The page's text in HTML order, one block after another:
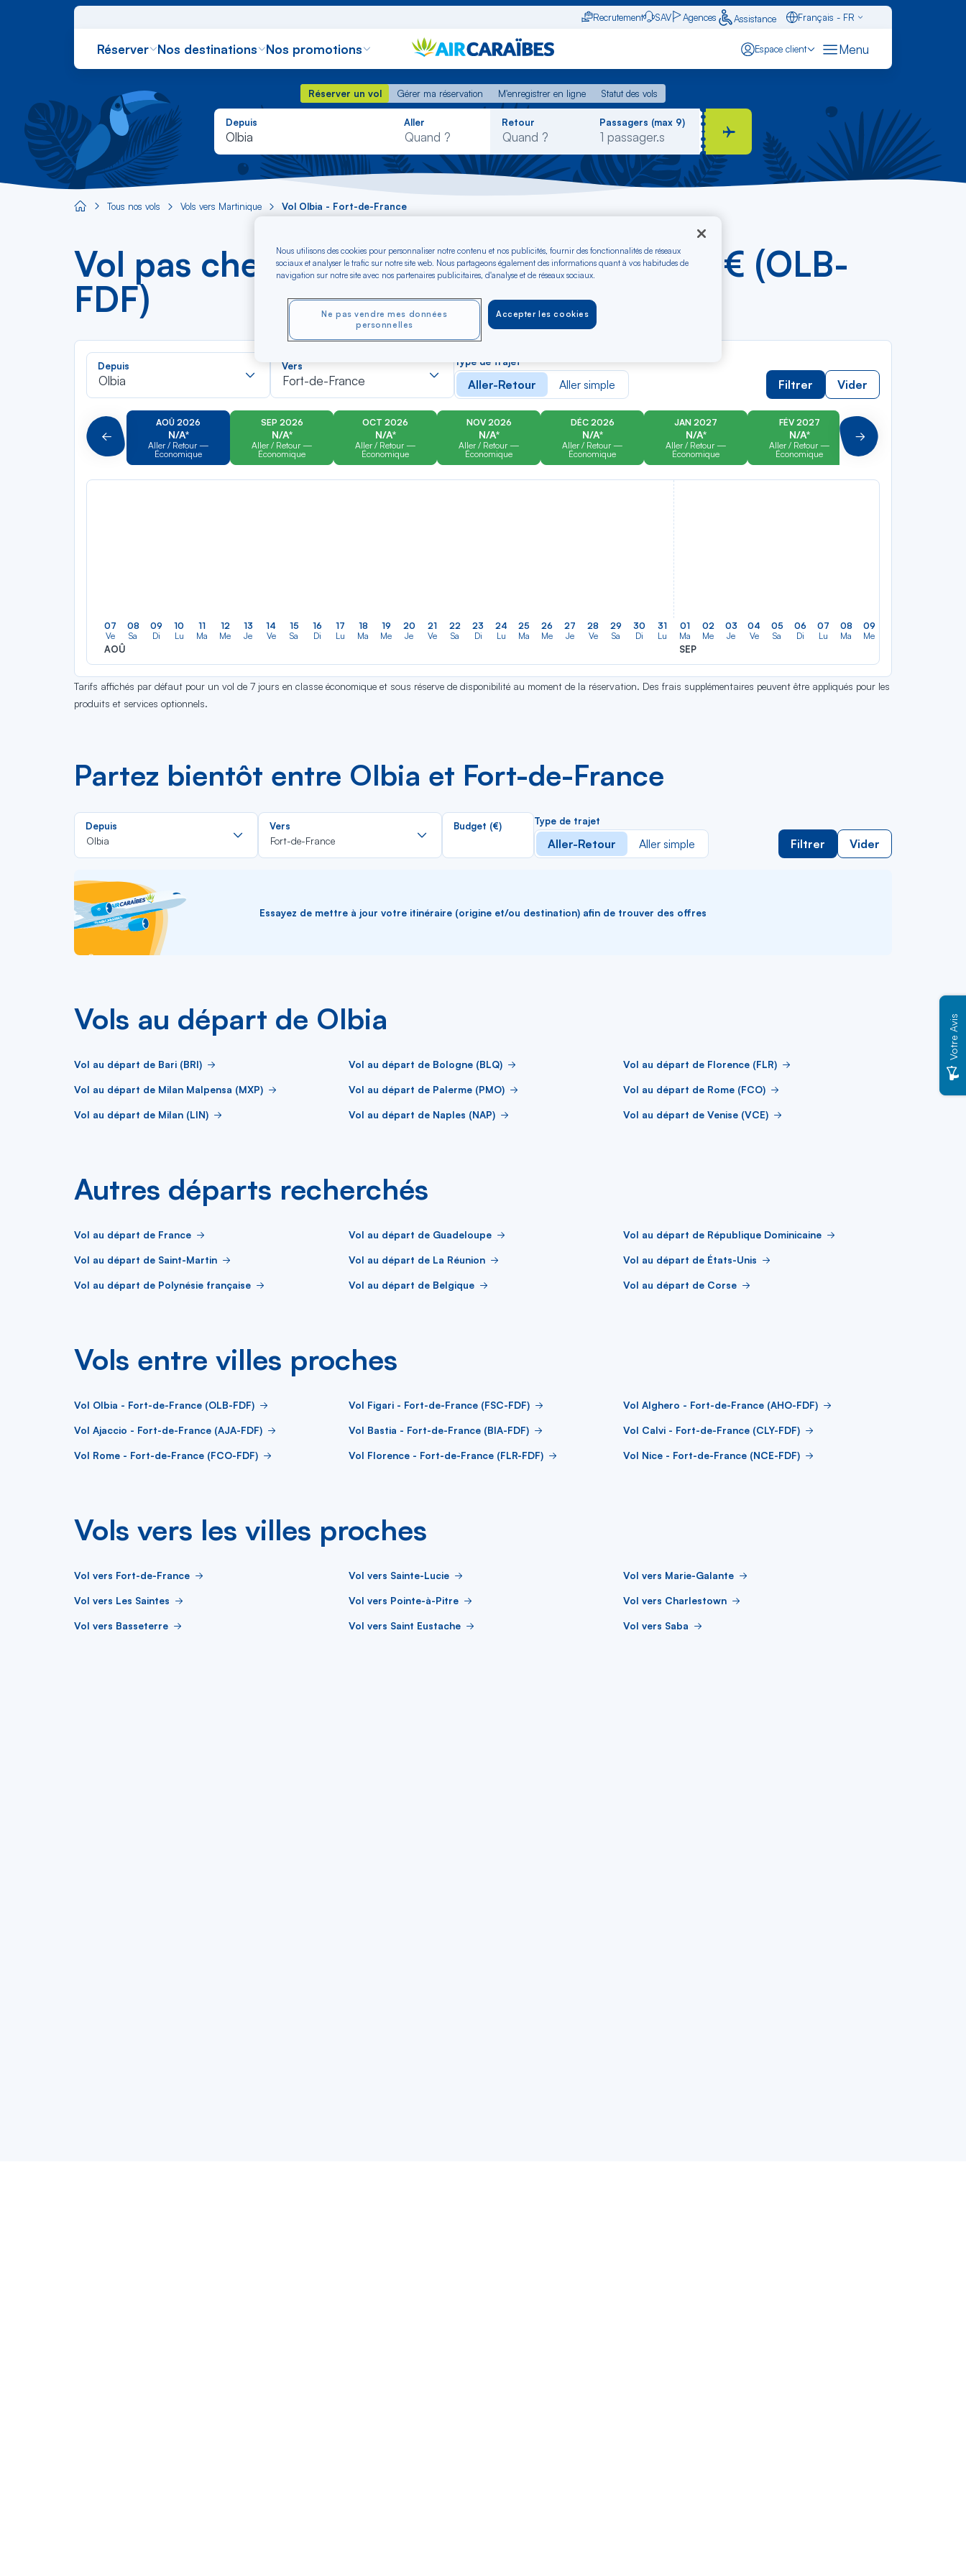
Recrutement SAV Agences Assistance
Français - FR
Réserver Nos destinations Nos promotions Espace client Menu
Réserver un vol Gérer ma réservation M'enregistrer en ligne
Statut des vols
Réserver un vol
Gérer ma réservation M'enregistrer en ligne Statut des vols
Depuis
Olbia
Rechercher
dans
liste
Aller Retour Passagers (max 9)
Aircaraibes.com
Tous nos vols Vols vers Martinique Vol Olbia - Fort-de-France
Vol pas cher Olbia - Fort-de-France dès € (OLB-
FDF)
Depuis
Olbia
Rechercher
dans
la
liste
Vers
Fort-de-France
Rechercher
dans
la
liste
Type de trajet
Aller-Retour Aller simple Filtrer Vider
Précédent
AOÛ 2026
N/A*
Aller / Retour —
Économique
SEP 2026
N/A*
Aller / Retour —
Économique
OCT 2026
N/A*
Aller / Retour —
Économique
NOV 2026
N/A*
Aller / Retour —
Économique
DÉC 2026
N/A*
Aller / Retour —
Économique
JAN 2027
N/A*
Aller / Retour —
Économique
FÉV 2027
N/A*
Aller / Retour —
Économique
Aller / Retour —
Suivant
07
Ve
AOÛ
08
Sa
09
Di
10
Lu
11
Ma
12
Me
13
Je
14
Ve
15
Sa
16
Di
17
Lu
18
Ma
19
Me
20
Je
21
Ve
22
Sa
23
Di
24
Lu
25
Ma
26
Me
27
Je
28
Ve
29
Sa
30
Di
31
Lu
01
Ma
SEP
02
Me
03
Je
04
Ve
05
Sa
06
Di
07
Lu
08
Ma
09
Me
Tarifs affichés par défaut pour un vol de 7 jours en classe économique et sous réserve de disponibilité au moment de la réservation. Des frais supplémentaires peuvent être appliqués pour les
produits et services optionnels.
Partez bientôt entre Olbia et Fort-de-France
Depuis
Olbia
Rechercher
dans
la
Vers
Fort-de-France
Rechercher
la
Budget (€) Type de trajet
Aller-Retour Aller simple Filtrer Vider
Essayez de mettre à jour votre itinéraire (origine et/ou destination) afin de trouver des offres
Vols au départ de Olbia
Vol au départ de Bari (BRI) Vol au départ de Bologne (BLQ) Vol au départ de Florence (FLR)
Vol au départ de Milan Malpensa (MXP) Vol au départ de Palerme (PMO) Vol au départ de Rome (FCO)
Vol au départ de Milan (LIN) Vol au départ de Naples (NAP) Vol au départ de Venise (VCE)
Autres départs recherchés
Vol au départ de France Vol au départ de Guadeloupe Vol au départ de République Dominicaine
Vol au départ de Saint-Martin Vol au départ de La Réunion Vol au départ de États-Unis
Vol au départ de Polynésie française Vol au départ de Belgique Vol au départ de Corse
Vols entre villes proches
Vol Olbia - Fort-de-France (OLB-FDF) Vol Figari - Fort-de-France (FSC-FDF) Vol Alghero - Fort-de-France (AHO-FDF)
Vol Ajaccio - Fort-de-France (AJA-FDF) Vol Bastia - Fort-de-France (BIA-FDF) Vol Calvi - Fort-de-France (CLY-FDF)
Vol Rome - Fort-de-France (FCO-FDF) Vol Florence - Fort-de-France (FLR-FDF) Vol Nice - Fort-de-France (NCE-FDF)
Vols vers les villes proches
Vol vers Fort-de-France Vol vers Sainte-Lucie Vol vers Marie-Galante
Vol vers Les Saintes Vol vers Pointe-à-Pitre Vol vers Charlestown
Vol vers Basseterre Vol vers Saint Eustache Vol vers Saba
Nous utilisons des cookies pour personnaliser notre contenu et nos publicités, fournir des fonctionnalités de réseaux
sociaux et analyser le trafic sur notre site web. Nous partageons également des informations quant à vos habitudes de
navigation sur notre site avec nos partenaires publicitaires, d'analyse et de réseaux sociaux.
Accepter les cookies
Ne pas vendre mes données
personnelles
Votre Avis